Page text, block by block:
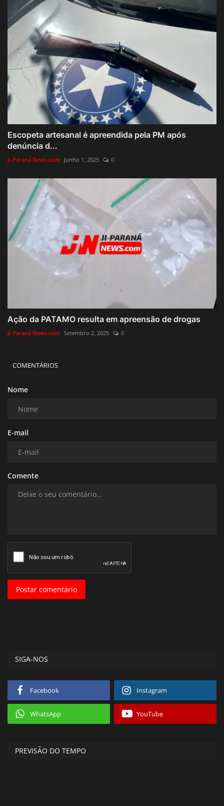
Escopeta artesanal é apreendida pela PM após
denúncia d...
Ji-Paraná News.com Junho 1, 2025 0
Ação da PATAMO resulta em apreensão de drogas
Ji-Paraná News.com Setembro 2, 2025 0
COMENTÁRIOS
Nome
E-mail
Comente
Postar comentário
SIGA-NOS
Facebook Instagram
WhatsApp YouTube
PREVISÃO DO TEMPO